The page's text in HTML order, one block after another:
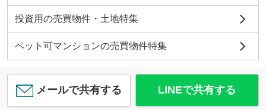
投資用の売買物件・土地特集
ペット可マンションの売買物件特集
メールで共有する LINEで共有する